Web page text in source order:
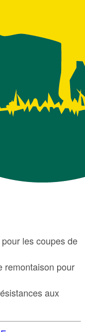
les coupes de
remontaison pour
aux